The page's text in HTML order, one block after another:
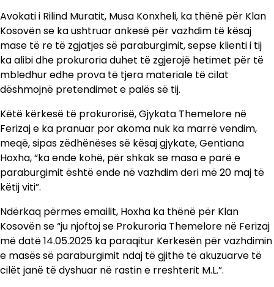
Avokati i Rilind Muratit, Musa Konxheli, ka thënë për Klan
Kosovën se ka ushtruar ankesë për vazhdim të kësaj
mase të re të zgjatjes së paraburgimit, sepse klienti i tij
ka alibi dhe prokuroria duhet të zgjerojë hetimet për të
mbledhur edhe prova të tjera materiale të cilat
dëshmojnë pretendimet e palës së tij.
Këtë kërkesë të prokurorisë, Gjykata Themelore në
Ferizaj e ka pranuar por akoma nuk ka marrë vendim,
meqë, sipas zëdhënëses së kësaj gjykate, Gentiana
Hoxha, “ka ende kohë, për shkak se masa e parë e
paraburgimit është ende në vazhdim deri më 20 maj të
këtij viti”.
Ndërkaq përmes emailit, Hoxha ka thënë për Klan
Kosovën se “ju njoftoj se Prokuroria Themelore në Ferizaj
më datë 14.05.2025 ka paraqitur Kerkesën për vazhdimin
e masës së paraburgimit ndaj të gjithë të akuzuarve të
cilët janë të dyshuar në rastin e rreshterit M.L.”.